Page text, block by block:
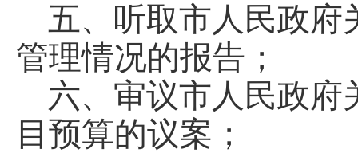
五、听取市人民政府
管理情况的报告；
六、审议市人民政府
目预算的议案；